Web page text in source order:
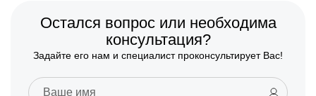
Остался вопрос или необходима
консультация?
Задайте его нам и специалист проконсультирует Вас!